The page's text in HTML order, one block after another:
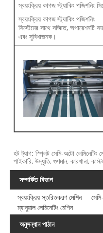
স্বয়ংক্রিয় কাগজ স্ট্যাকিং পজিশনিং
স্বয়ংক্রিয় কাগজ স্ট্যাকিং পজিশনিং
সিস্টেমের সাথে সজ্জিত, অপারেশনটি
এবং সুবিধাজনক।
হট ট্যাগ: স্প্লিট সেমি-অটো লেমিনেটিং
পাইকারি, উদ্ধৃতি, গুণমান, কারখানা,
সম্পর্কিত বিভাগ
স্বয়ংক্রিয় স্তরিতকরণ মেশিন
ম্যানুয়াল লেমিনেটিং মেশিন
অনুসন্ধান পাঠান